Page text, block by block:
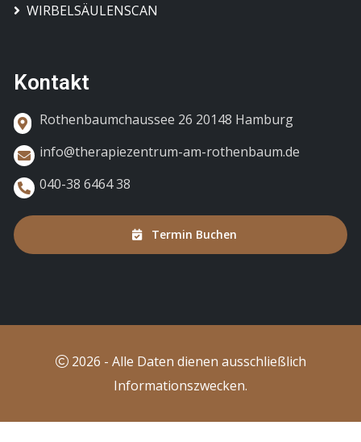
WIRBELSÄULENSCAN
Kontakt
Rothenbaumchaussee 26 20148 Hamburg
info@therapiezentrum-am-rothenbaum.de
040-38 6464 38
Termin Buchen
2026 - Alle Daten dienen ausschließlich
Informationszwecken.